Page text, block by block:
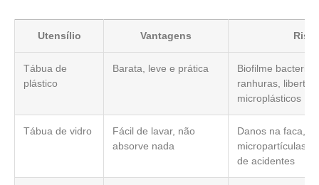
Utensílio Vantagens
Tábua de
plástico
Barata, leve e prática
Biofilme
ranhuras,
microplásticos
Tábua de vidro
Fácil de lavar, não
absorve nada
Danos na faca,
micropartículas
de acidentes